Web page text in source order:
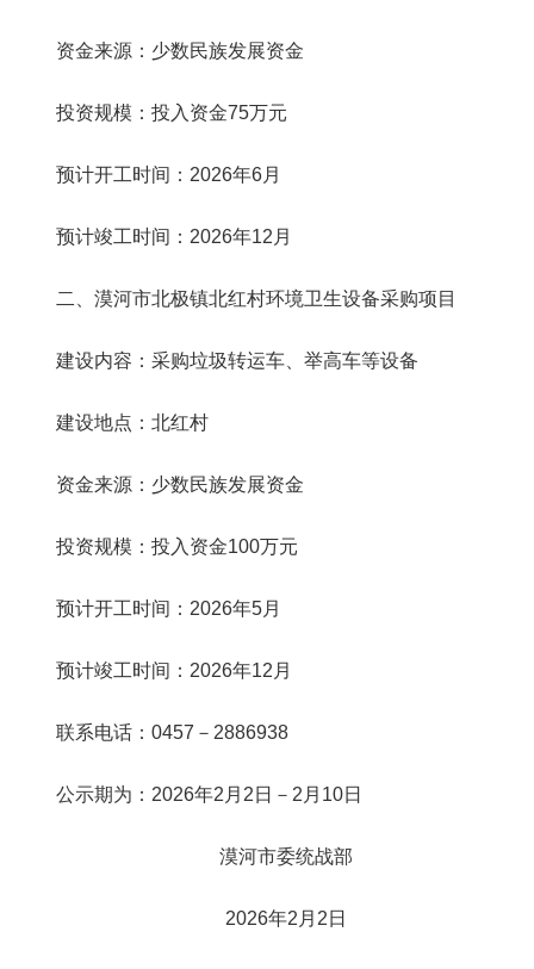
资金来源：少数民族发展资金
投资规模：投入资金75万元
预计开工时间： 2026年6月
预计竣工时间： 2026年12月
二、漠河市北极镇北红村环境卫生设备采购项目
建设内容： 采购垃圾转运车、举高车等设备
建设地点：北红村
资金来源：少数民族发展资金
投资规模：投入资金100万元
预计开工时间： 2026年5月
预计竣工时间： 2026年12月
联系电话： 0457－2886938
公示期为： 2026年2月2日－2月10日
漠河市委统战部
2026年2月2日